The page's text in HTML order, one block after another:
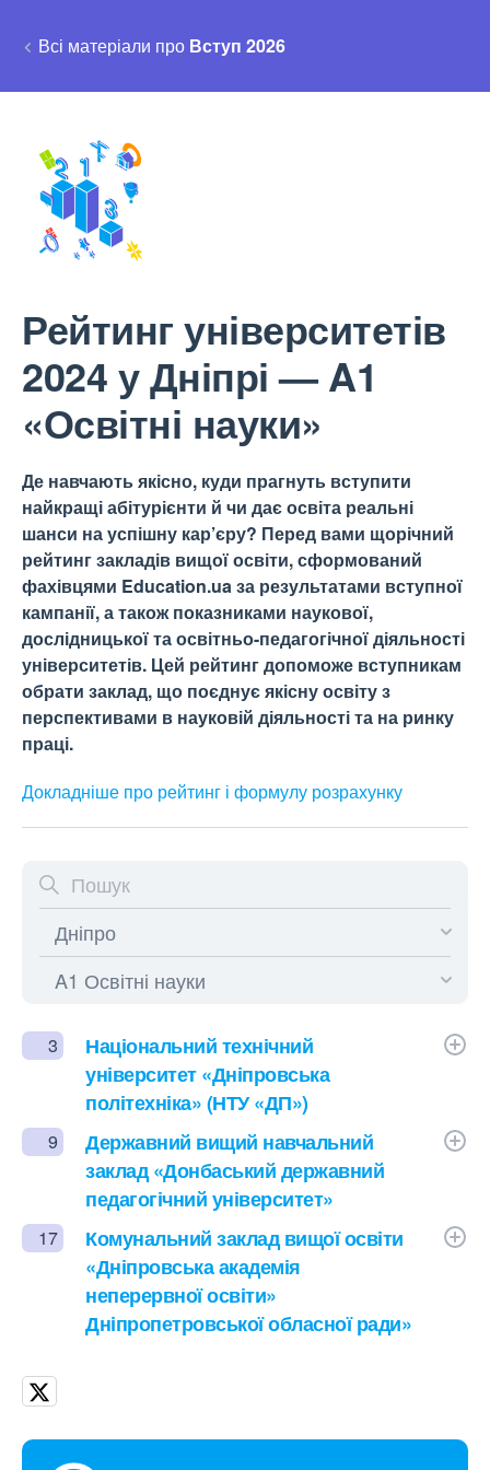
Всі матеріали про Вступ 2026
Рейтинг університетів
2024 у Дніпрі — A1
«Освітні науки»
Де навчають якісно, куди прагнуть вступити
найкращі абітурієнти й чи дає освіта реальні
шанси на успішну кар’єру? Перед вами щорічний
рейтинг закладів вищої освіти, сформований
фахівцями Education.ua за результатами вступної
кампанії, а також показниками наукової,
дослідницької та освітньо-педагогічної діяльності
університетів. Цей рейтинг допоможе вступникам
обрати заклад, що поєднує якісну освіту з
перспективами в науковій діяльності та на ринку
праці.
Докладніше про рейтинг і формулу розрахунку
3
Національний технічний
університет «Дніпровська
політехніка» (НТУ «ДП»)
9
Державний вищий навчальний
заклад «Донбаський державний
педагогічний університет»
17
Комунальний заклад вищої освіти
«Дніпровська академія
неперервної освіти»
Дніпропетровської обласної ради»